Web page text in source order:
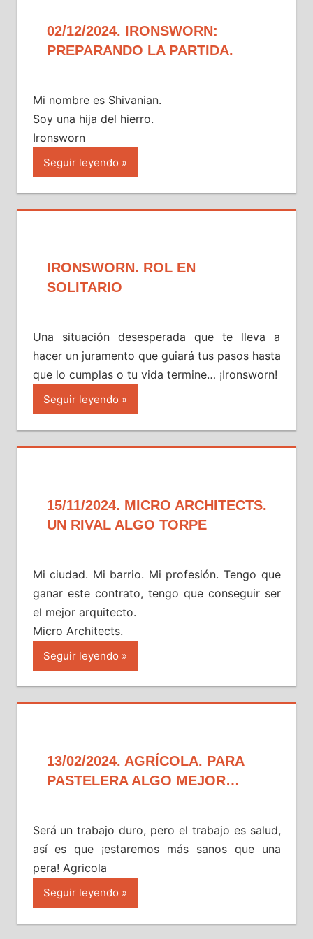
02/12/2024. IRONSWORN:
PREPARANDO LA PARTIDA.
Mi nombre es Shivanian.
Soy una hija del hierro.
Ironsworn
Seguir leyendo
IRONSWORN. ROL EN
SOLITARIO
Una situación desesperada que te lleva a
hacer un juramento que guiará tus pasos hasta
que lo cumplas o tu vida termine… ¡Ironsworn!
Seguir leyendo
15/11/2024. MICRO ARCHITECTS.
UN RIVAL ALGO TORPE
Mi ciudad. Mi barrio. Mi profesión. Tengo que
ganar este contrato, tengo que conseguir ser
el mejor arquitecto.
Micro Architects.
Seguir leyendo
13/02/2024. AGRÍCOLA. PARA
PASTELERA ALGO MEJOR…
Será un trabajo duro, pero el trabajo es salud,
así es que ¡estaremos más sanos que una
pera! Agricola
Seguir leyendo